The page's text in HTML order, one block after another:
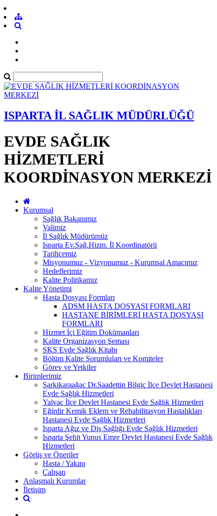
ISPARTA İL SAĞLIK MÜDÜRLÜĞÜ
EVDE SAĞLIK
HİZMETLERİ
KOORDİNASYON MERKEZİ
Kurumsal
Sağlık Bakanımız
Valimiz
İl Sağlık Müdürümüz
Isparta Ev.Sağ.Hizm. İl Koordinatörü
Tarihçemiz
Misyonumuz - Vizyonumuz - Kurumsal Amacımız
Hedeflerimiz
Kalite Politikamız
Kalite Yönetimi
Hasta Dosyası Formları
ADSM HASTA DOSYASI FORMLARI
HASTANE BİRİMLERİ HASTA DOSYASI
FORMLARI
Hizmet İçi Eğitim Dokümanları
Kalite Organizasyon Şeması
SKS Evde Sağlık Kitabı
Bölüm Kalite Sorumluları ve Komiteler
Görev ve Yetkiler
Birimlerimiz
Şarkikaraağaç Dr.Saadettin Bilgiç İlçe Devlet Hastanesi
Evde Sağlık Hizmetleri
Yalvaç İlçe Devlet Hastanesi Evde Sağlık Hizmetleri
Eğirdir Kemik Eklem ve Rehabilitasyon Hastalıkları
Hastanesi Evde Sağlık Hizmetleri
Isparta Ağız ve Diş Sağlığı Evde Sağlık Hizmetleri
Isparta Şehit Yunus Emre Devlet Hastanesi Evde Sağlık
Hizmetleri
Görüş ve Öneriler
Hasta / Yakını
Çalışan
Anlaşmalı Kurumlar
İletişim